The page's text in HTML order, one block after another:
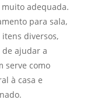
adequada.
para sala,
diversos,
de ajudar a
serve como
à casa e